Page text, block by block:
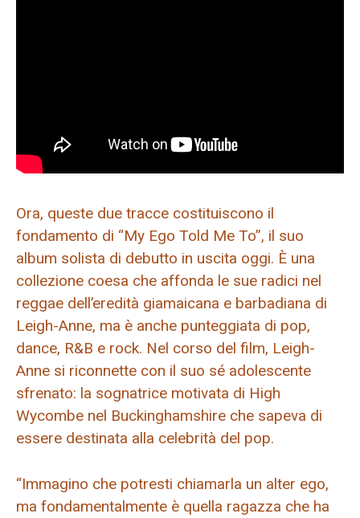
Ora, queste due tracce costituiscono il
fondamento di “My Ego Told Me To”, il suo
album solista di debutto in uscita oggi. È una
collezione coesa che affonda le sue radici nel
reggae dell’eredità giamaicana e barbadiana di
Leigh-Anne, ma è anche punteggiata di pop,
dance, R&B e rock. Nel corso del film, Leigh-
Anne si riconnette con il suo sé adolescente
sfrenato: la sognatrice motivata di High
Wycombe nel Buckinghamshire che sapeva di
essere destinata alla celebrità del pop.
“Immagino che potresti chiamarla un alter ego,
ma fondamentalmente è quella ragazza che ha